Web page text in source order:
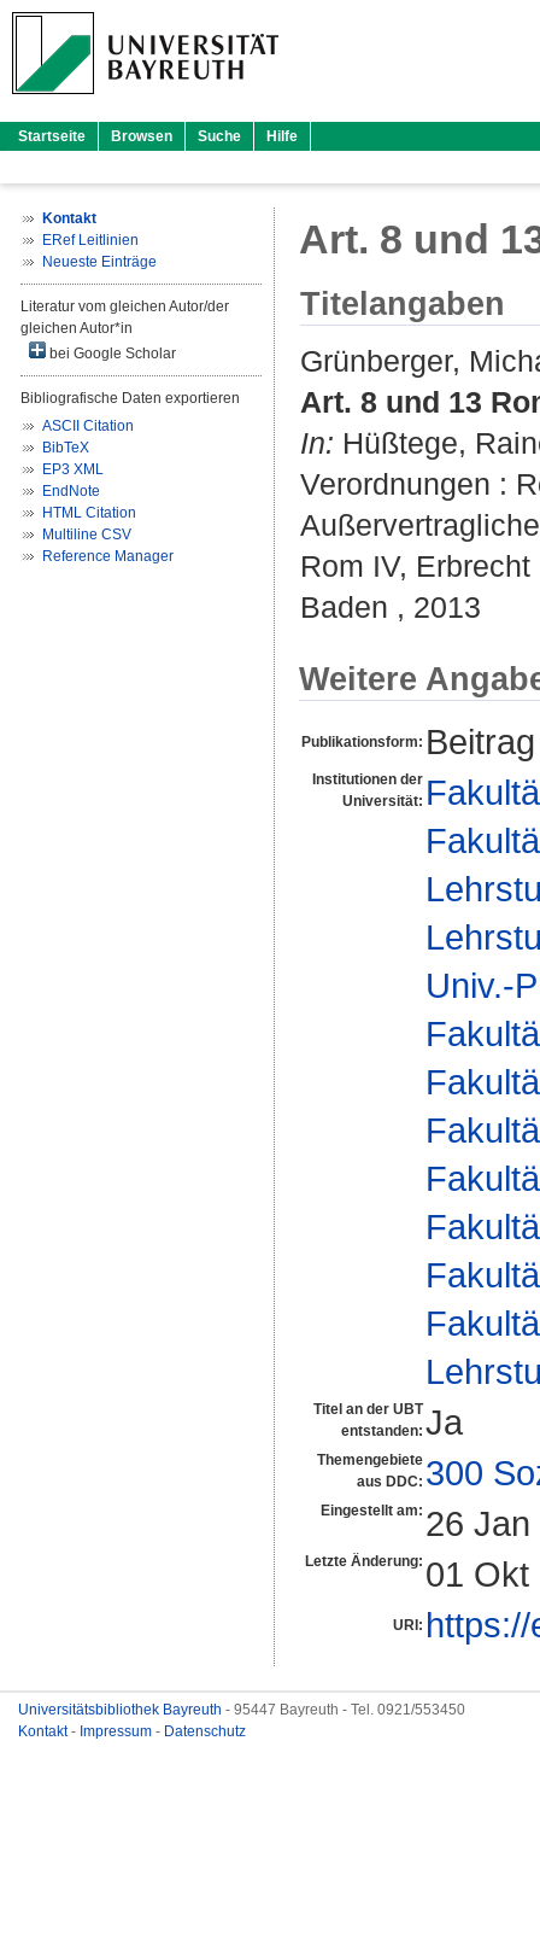
Startseite Browsen Suche Hilfe
Kontakt
ERef Leitlinien
Neueste Einträge
Literatur vom gleichen Autor/der
gleichen Autor*in
bei Google Scholar
Bibliografische Daten exportieren
ASCII Citation
BibTeX
EP3 XML
EndNote
HTML Citation
Multiline CSV
Reference Manager
Art. 8 und
Titelangaben
Grünberger,
Art. 8 und 13
In: Hüßtege,
Verordnungen :
Rom IV,
Baden , 2013
Weitere
Publikationsform:
Institutionen der
Universität:
Univ.-
Titel an der UBT
entstanden: Ja
Themengebiete
aus DDC: 300
Eingestellt am: 26
Letzte Änderung: 01 Okt
URI:
Universitätsbibliothek Bayreuth - 95447 Bayreuth - Tel. 0921/553450
Kontakt- Impressum - Datenschutz